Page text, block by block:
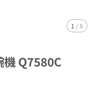
1 /8
機 Q7580C